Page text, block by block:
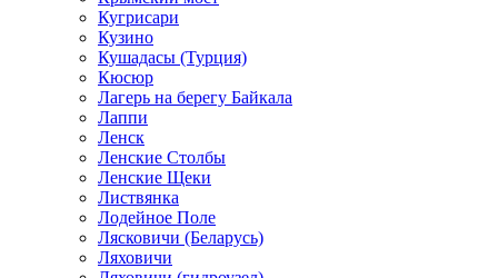
Кугрисари
Кузино
Кушадасы (Турция)
Кюсюр
Лагерь на берегу Байкала
Лаппи
Ленск
Ленские Столбы
Ленские Щеки
Листвянка
Лодейное Поле
Лясковичи (Беларусь)
Ляховичи